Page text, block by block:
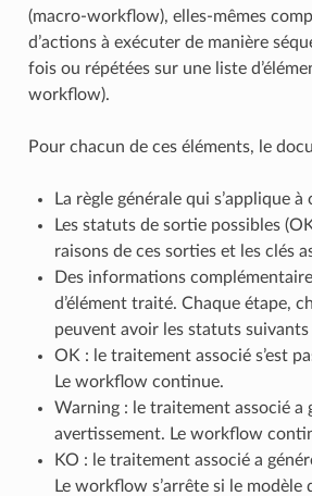
(macro-workflow), elles-mêmes
d’actions à exécuter de manière
fois ou répétées sur une liste
workflow).
Pour chacun de ces éléments, le
La règle générale qui s’applique à
Les statuts de sortie possibles
raisons de ces sorties et les clés
Des informations
d’élément traité. Chaque étape,
peuvent avoir les statuts suivants
OK : le traitement associé s’est
Le workflow continue.
Warning : le traitement associé a
avertissement. Le workflow
KO : le traitement associé a
Le workflow s’arrête si le modèle